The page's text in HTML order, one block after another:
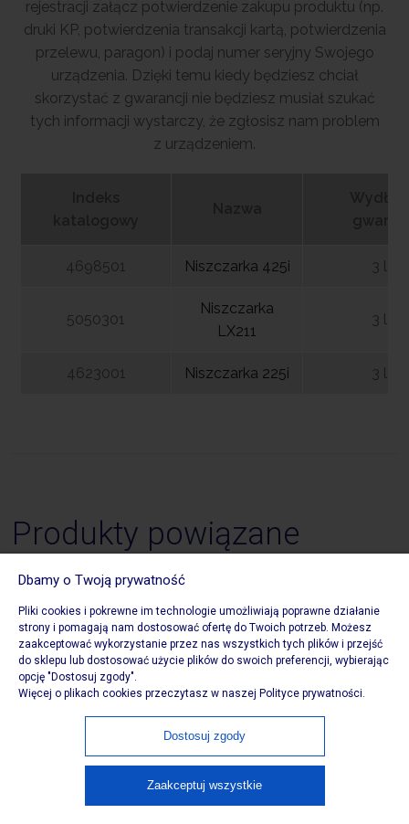
Produkty powiązane
Dbamy o Twoją prywatność
Pliki cookies i pokrewne im technologie umożliwiają poprawne działanie
strony i pomagają nam dostosować ofertę do Twoich potrzeb. Możesz
zaakceptować wykorzystanie przez nas wszystkich tych plików i przejść
do sklepu lub dostosować użycie plików do swoich preferencji, wybierając
opcję "Dostosuj zgody".
Więcej o plikach cookies przeczytasz w naszej Polityce prywatności.
Dostosuj zgody
Zaakceptuj wszystkie